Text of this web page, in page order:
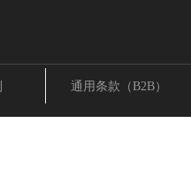
通用条款（B2B）